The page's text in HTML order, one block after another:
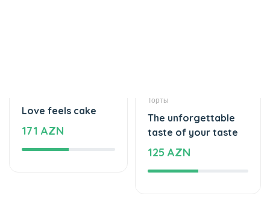
taste of your taste
125 AZN